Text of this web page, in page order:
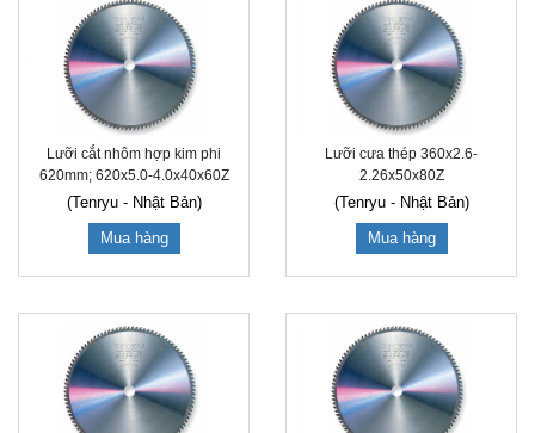
Lưỡi cắt nhôm hợp kim phi
620mm; 620x5.0-4.0x40x60Z
(Tenryu - Nhật Bản)
Mua hàng
Lưỡi cưa thép 360x2.6-
2.26x50x80Z
(Tenryu - Nhật Bản)
Mua hàng